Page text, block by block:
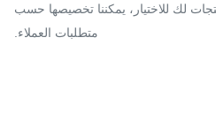
لك للاختيار، يمكننا تخصيصها حسب
متطلبات العملاء.